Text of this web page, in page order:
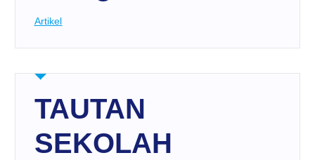
Artikel
TAUTAN
SEKOLAH